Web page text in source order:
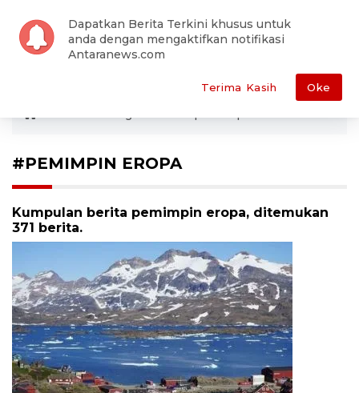
#PEMIMPIN EROPA
Kumpulan berita pemimpin eropa, ditemukan
371 berita.
Dapatkan Berita Terkini khusus untuk
anda dengan mengaktifkan notifikasi
Antaranews.com
Oke
Terima Kasih